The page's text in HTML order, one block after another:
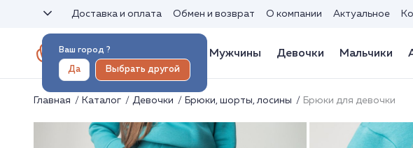
Ваш город ?
Да Выбрать другой
Доставка и оплата Обмен и возврат О компании Актуальное
Мужчины Девочки Мальчики
Главная Каталог Девочки Брюки, шорты, лосины Брюки для девочки